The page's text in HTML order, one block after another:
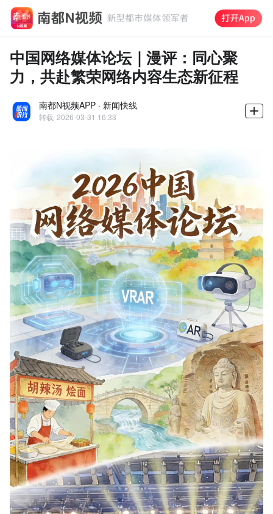
中国网络媒体论坛｜漫评：同心聚
力，共赴繁荣网络内容生态新征程
南都N视频APP · 新闻快线
转载 2026-03-31 16:33